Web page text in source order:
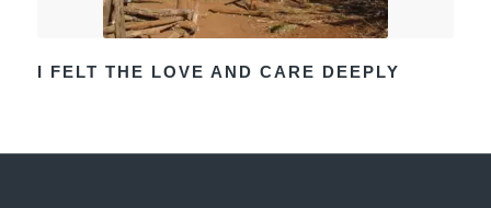
I FELT THE LOVE AND CARE DEEPLY